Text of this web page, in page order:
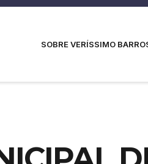
SOBRE VERÍSSIMO